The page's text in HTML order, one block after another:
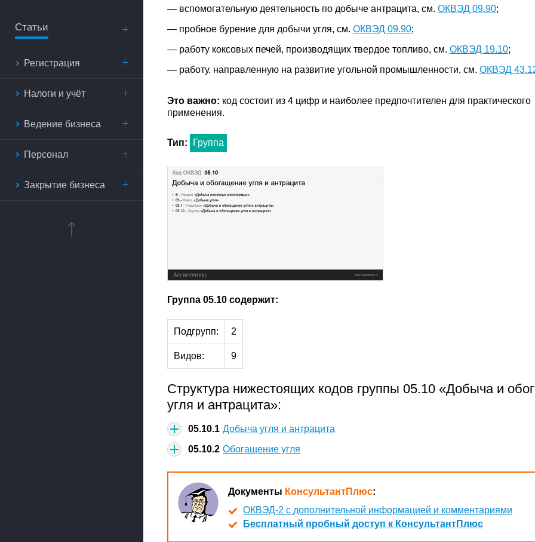
Статьи
Регистрация
Налоги и учёт
Ведение бизнеса
Персонал
Закрытие бизнеса
— вспомогательную деятельность по добыче антрацита, см. ОКВЭД 09.90;
— пробное бурение для добычи угля, см. ОКВЭД 09.90;
— работу коксовых печей, производящих твердое топливо, см. ОКВЭД 19.10;
— работу, направленную на развитие угольной промышленности, см. ОКВЭД
Это важно: код состоит из 4 цифр и наиболее предпочтителен для практического
применения.
Тип: Группа
Группа 05.10 содержит:
Подгрупп: 2
Видов: 9
Структура нижестоящих кодов группы 05.10 «Добыча и
угля и антрацита»:
05.10.1 Добыча угля и антрацита
05.10.2 Обогащение угля
Документы КонсультантПлюс:
ОКВЭД-2 с дополнительной информацией и комментариями
Бесплатный пробный доступ к КонсультантПлюс